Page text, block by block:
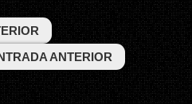
ANTERIOR